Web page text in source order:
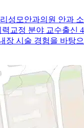
성모안과의원 안과 소
교정 분야 교수출신 4
장 시술 경험을 바탕으